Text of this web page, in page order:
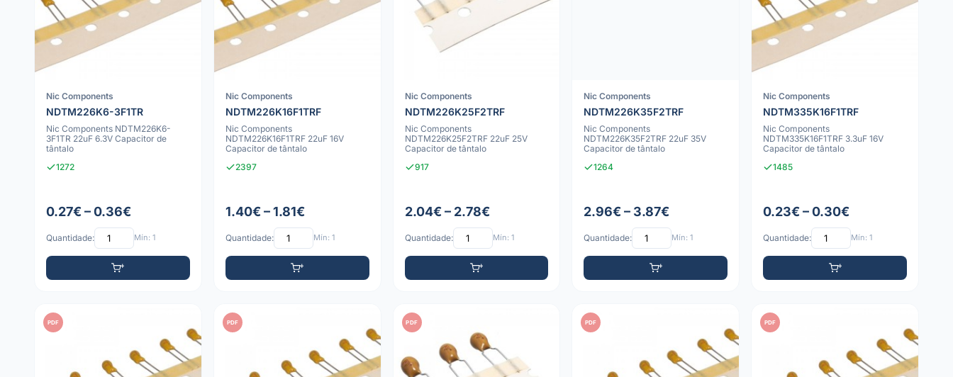
Nic Components
NDTM226K6-3F1TR
Nic Components NDTM226K6-
3F1TR 22uF 6.3V Capacitor de
tântalo
1272
0.27€ – 0.36€
Quantidade: Mín: 1
Nic Components
NDTM226K16F1TRF
Nic Components
NDTM226K16F1TRF 22uF 16V
Capacitor de tântalo
2397
1.40€ – 1.81€
Quantidade: Mín: 1
Nic Components
NDTM226K25F2TRF
Nic Components
NDTM226K25F2TRF 22uF 25V
Capacitor de tântalo
917
2.04€ – 2.78€
Quantidade: Mín: 1
Nic Components
NDTM226K35F2TRF
Nic Components
NDTM226K35F2TRF 22uF 35V
Capacitor de tântalo
1264
2.96€ – 3.87€
Quantidade: Mín: 1
Nic Components
NDTM335K16F1TRF
Nic Components
NDTM335K16F1TRF 3.3uF 16V
Capacitor de tântalo
1485
0.23€ – 0.30€
Quantidade: Mín: 1
PDF PDF PDF PDF PDF